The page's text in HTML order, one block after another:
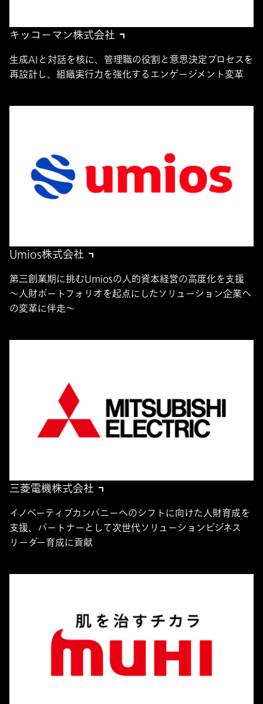
キッコーマン株式会社
生成AIと対話を核に、管理職の役割と意思決定プロセスを
再設計し、組織実行力を強化するエンゲージメント変革
Umios株式会社
第三創業期に挑むUmiosの人的資本経営の高度化を支援
～人財ポートフォリオを起点にしたソリューション企業へ
の変革に伴走～
三菱電機株式会社
イノベーティブカンパニーへのシフトに向けた人財育成を
支援、パートナーとして次世代ソリューションビジネス
リーダー育成に貢献